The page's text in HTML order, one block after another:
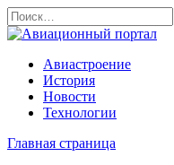
Перейти
к
содержанию
Search
for:
Авиастроение
История
Новости
Технологии
Главная страница